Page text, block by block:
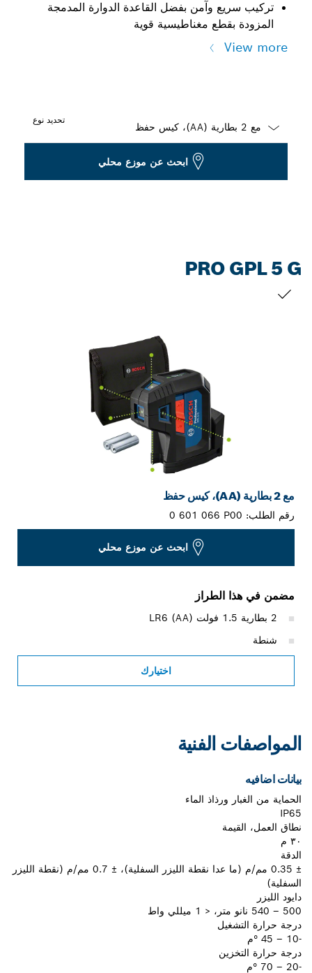
تركيب سريع وآمن بفضل القاعدة الدوارة المدمجة
المزودة بقطع مغناطيسية قوية
View more
تحديد نوع
ابحث عن موزع محلي
PRO GPL 5 G
مع 2 بطارية (AA)، كيس حفظ
رقم الطلب:0 601 066 P00
ابحث عن موزع محلي
مضمن في هذا الطراز
شنطة
اختيارك
المواصفات الفنية
بيانات اضافيه
الحماية من الغبار ورذاذ الماء
IP65
نطاق العمل، القيمة
الدقة
± 0.35 مم/م (ما عدا نقطة الليزر السفلية)، ± 0.7 مم/م (نقطة الليزر
السفلية)
دايود الليزر
500 – 540 نانو متر، < 1 ميللي واط
درجة حرارة التشغيل
درجة حرارة التخزين